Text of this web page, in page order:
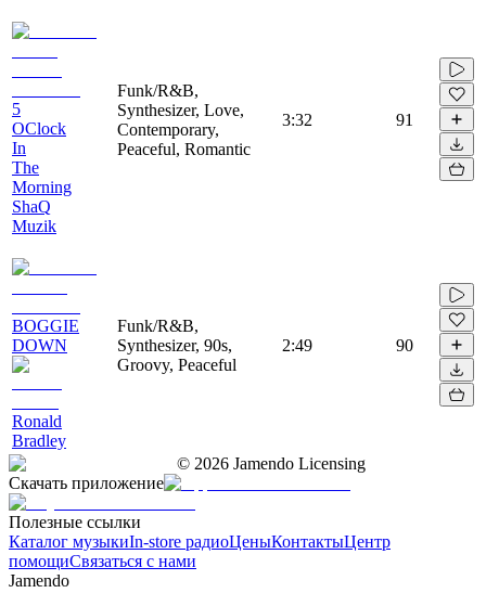
5
OClock
In
The
Morning
ShaQ
Muzik
Funk/R&B,
Synthesizer, Love,
Contemporary,
Peaceful, Romantic
3:32 91
BOGGIE
DOWN
Ronald
Bradley
Funk/R&B,
Synthesizer, 90s,
Groovy, Peaceful
2:49 90
© 2026 Jamendo Licensing
Скачать приложение
Полезные ссылки
Каталог музыкиIn-store радиоЦеныКонтактыЦентр
помощиСвязаться с нами
Jamendo